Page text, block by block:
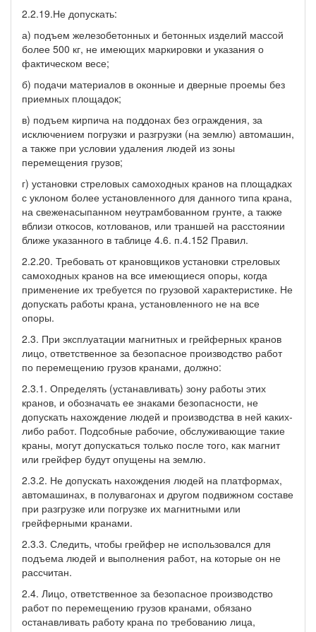
2.2.19.Не допускать:
а) подъем железобетонных и бетонных изделий массой
более 500 кг, не имеющих маркировки и указания о
фактическом весе;
б) подачи материалов в оконные и дверные проемы без
приемных площадок;
в) подъем кирпича на поддонах без ограждения, за
исключением погрузки и разгрузки (на землю) автомашин,
а также при условии удаления людей из зоны
перемещения грузов;
г) установки стреловых самоходных кранов на площадках
с уклоном более установленного для данного типа крана,
на свеженасыпанном неутрамбованном грунте, а также
вблизи откосов, котлованов, или траншей на расстоянии
ближе указанного в таблице 4.6. п.4.152 Правил.
2.2.20. Требовать от крановщиков установки стреловых
самоходных кранов на все имеющиеся опоры, когда
применение их требуется по грузовой характеристике. Не
допускать работы крана, установленного не на все
опоры.
2.3. При эксплуатации магнитных и грейферных кранов
лицо, ответственное за безопасное производство работ
по перемещению грузов кранами, должно:
2.3.1. Определять (устанавливать) зону работы этих
кранов, и обозначать ее знаками безопасности, не
допускать нахождение людей и производства в ней каких-
либо работ. Подсобные рабочие, обслуживающие такие
краны, могут допускаться только после того, как магнит
или грейфер будут опущены на землю.
2.3.2. Не допускать нахождения людей на платформах,
автомашинах, в полувагонах и другом подвижном составе
при разгрузке или погрузке их магнитными или
грейферными кранами.
2.3.3. Следить, чтобы грейфер не использовался для
подъема людей и выполнения работ, на которые он не
рассчитан.
2.4. Лицо, ответственное за безопасное производство
работ по перемещению грузов кранами, обязано
останавливать работу крана по требованию лица,